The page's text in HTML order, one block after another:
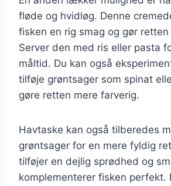
fløde og hvidløg. Denne
fisken en rig smag og gør
Server den med ris eller pasta
måltid. Du kan også
tilføje grøntsager som spinat
gøre retten mere farverig.
Havtaske kan også tilberedes
grøntsager for en mere fyldig
tilføjer en dejlig sprødhed og
komplementerer fisken perfekt.